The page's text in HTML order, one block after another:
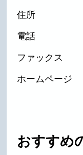
住所
電話
ファックス
ホームページ
おすすめ